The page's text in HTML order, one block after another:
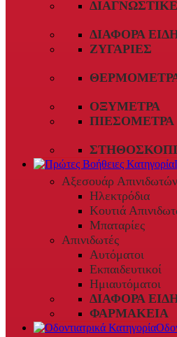
ΔΙΆΦΟΡΑ
ΖΥΓΑΡΙΈΣ
ΟΞΎΜΕΤΡΑ
ΠΙΕΣΌΜΕΤΡΑ
Αξεσουάρ Απινιδωτών
Ηλεκτρόδια
Κουτιά
Μπαταρίες
Απινιδωτές
Αυτόματοι
Εκπαιδευτικοί
Ημιαυτόματοι
ΔΙΆΦΟΡΑ
ΦΑΡΜΑΚΕΊΑ